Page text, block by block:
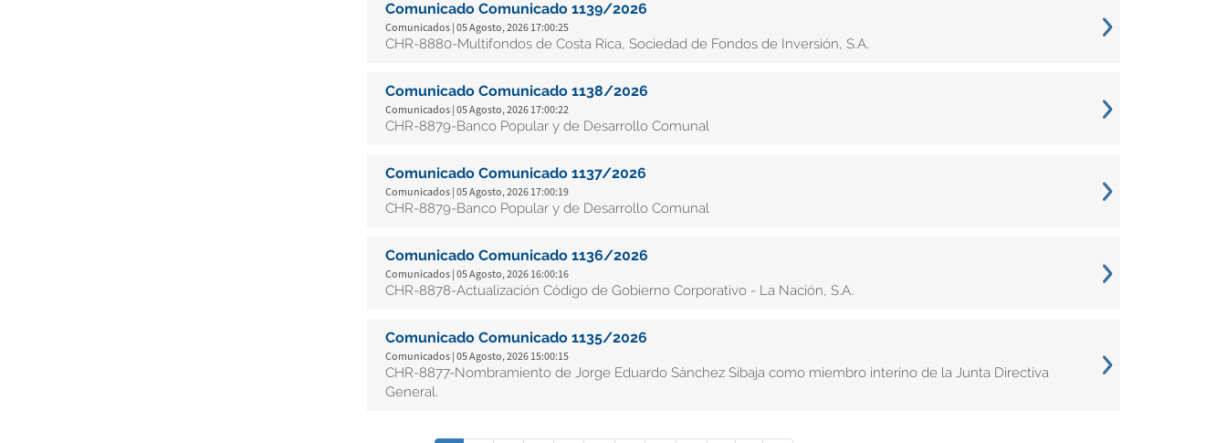
Comunicado Comunicado 1139/2026
Comunicados | 05 Agosto, 2026 17:00:25
CHR-8880-Multifondos de Costa Rica, Sociedad de Fondos de Inversión, S.A.
Comunicado Comunicado 1138/2026
Comunicados | 05 Agosto, 2026 17:00:22
CHR-8879-Banco Popular y de Desarrollo Comunal
Comunicado Comunicado 1137/2026
Comunicados | 05 Agosto, 2026 17:00:19
CHR-8879-Banco Popular y de Desarrollo Comunal
Comunicado Comunicado 1136/2026
Comunicados | 05 Agosto, 2026 16:00:16
CHR-8878-Actualización Código de Gobierno Corporativo - La Nación, S.A.
Comunicado Comunicado 1135/2026
Comunicados | 05 Agosto, 2026 15:00:15
CHR-8877-Nombramiento de Jorge Eduardo Sánchez Sibaja como miembro interino de la Junta Directiva
General.